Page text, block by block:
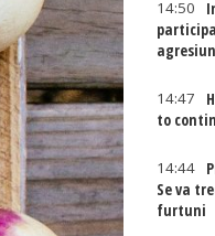
14:50
14:47
to
14:44
Se va
furtuni